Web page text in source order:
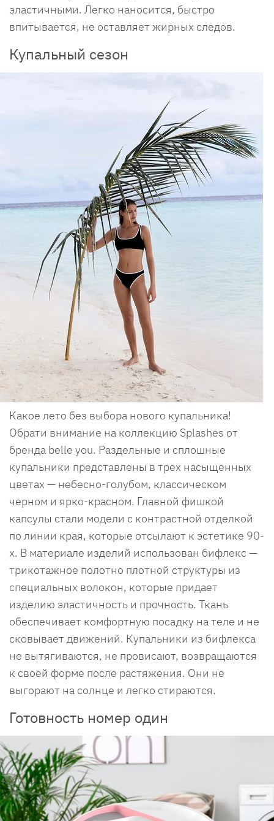
эластичными. Легко наносится, быстро
впитывается, не оставляет жирных следов.
Купальный сезон
Какое лето без выбора нового купальника!
Обрати внимание на коллекцию Splashes от
бренда belle you. Раздельные и сплошные
купальники представлены в трех насыщенных
цветах — небесно-голубом, классическом
черном и ярко-красном. Главной фишкой
капсулы стали модели с контрастной отделкой
по линии края, которые отсылают к эстетике 90-
х. В материале изделий использован бифлекс —
трикотажное полотно плотной структуры из
специальных волокон, которые придает
изделию эластичность и прочность. Ткань
обеспечивает комфортную посадку на теле и не
сковывает движений. Купальники из бифлекса
не вытягиваются, не провисают, возвращаются
к своей форме после растяжения. Они не
выгорают на солнце и легко стираются.
Готовность номер один